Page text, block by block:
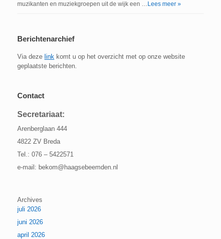
muzikanten en muziekgroepen uit de wijk een … Lees meer »
Berichtenarchief
Via deze link komt u op het overzicht met op onze website
geplaatste berichten.
Contact
Secretariaat:
Arenberglaan 444
4822 ZV Breda
Tel.: 076 – 5422571
e-mail: bekom@haagsebeemden.nl
Archives
juli 2026
juni 2026
april 2026